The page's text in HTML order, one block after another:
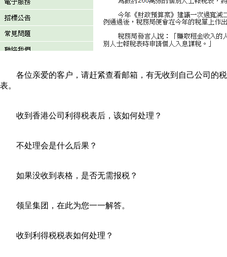
各位亲爱的客户，请赶紧查看邮箱，有无收到自己公司的税
表。
收到香港公司利得税表后，该如何处理？
不处理会是什么后果？
如果没收到表格，是否无需报税？
领呈集团，在此为您一一解答。
收到利得税税表如何处理？